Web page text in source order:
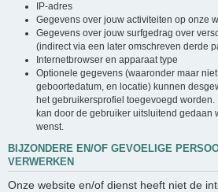
IP-adres
Gegevens over jouw activiteiten op onze
Gegevens over jouw surfgedrag over
(indirect via een later omschreven derde
Internetbrowser en apparaat type
Optionele gegevens (waaronder maar
geboortedatum, en locatie) kunnen
het gebruikersprofiel toegevoegd
kan door de gebruiker uitsluitend gedaan
wenst.
BIJZONDERE EN/OF GEVOELIGE
VERWERKEN
Onze website en/of dienst heeft niet de